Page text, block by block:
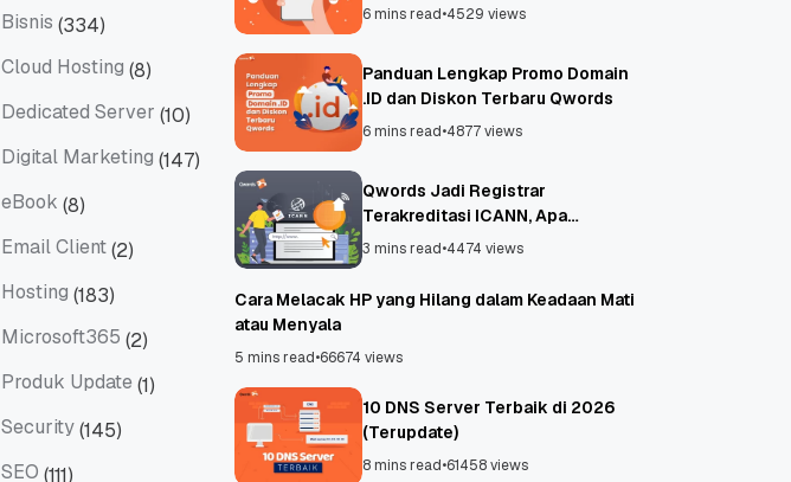
Bisnis (334)
Cloud Hosting (8)
Dedicated Server (10)
Digital Marketing (147)
eBook (8)
Email Client(2)
Hosting (183)
Microsoft365 (2)
Produk Update (1)
Security(145)
SEO (111)
6 mins read•4529 views
Panduan Lengkap Promo Domain
.ID dan Diskon Terbaru Qwords
6 mins read•4877 views
Qwords Jadi Registrar
Terakreditasi ICANN, Apa
Untungnya?
3 mins read•4474 views
Cara Melacak HP yang Hilang dalam Keadaan Mati
atau Menyala
5 mins read•66674 views
10 DNS Server Terbaik di 2026
(Terupdate)
8 mins read•61458 views